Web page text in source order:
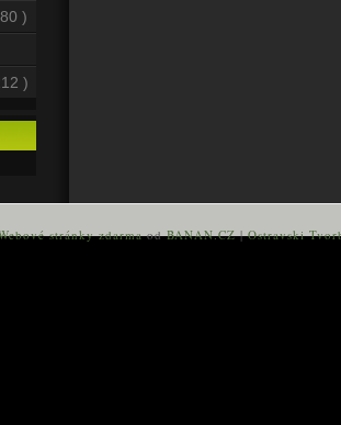
)
)
stránky zdarmaodBANAN.CZ|Ostravski